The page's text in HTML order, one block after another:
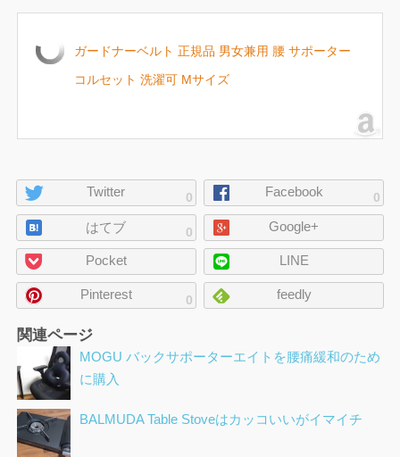
ガードナーベルト 正規品 男女兼用 腰 サポーター
コルセット 洗濯可 Mサイズ
ペ
ー
ジ
の
シ
ェ
0
Twitter 0
Facebook
0
はてブ Google+
Pocket LINE
0
Pinterest feedly
関連ページ
MOGU バックサポーターエイトを腰痛緩和のため
に購入
BALMUDA Table Stoveはカッコいいがイマイチ